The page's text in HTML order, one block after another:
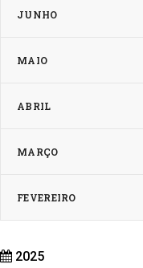
JUNHO
MAIO
ABRIL
MARÇO
FEVEREIRO
2025